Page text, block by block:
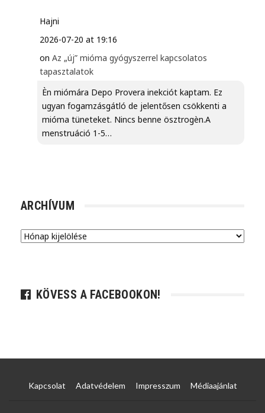
Hajni
2026-07-20 at 19:16
on Az „új” mióma gyógyszerrel kapcsolatos
tapasztalatok
Èn miómára Depo Provera inekciót kaptam. Ez
ugyan fogamzásgátló de jelentősen csökkenti a
mióma tüneteket. Nincs benne ösztrogèn.A
menstruáció 1-5…
ARCHÍVUM
Archívum
KÖVESS A FACEBOOKON!
Kapcsolat Adatvédelem Impresszum Médiaajánlat